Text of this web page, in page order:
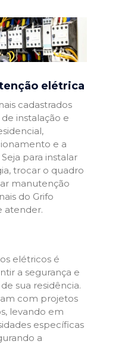
elétrica
cadastrados
instalação e
e a
para instalar
trocar o quadro
manutenção
do Grifo
atender.
elétricos é
a segurança e
sua residência.
com projetos
levando em
específicas
a